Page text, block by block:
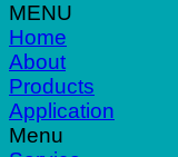
MENU
Home
About
Products
Application
Menu